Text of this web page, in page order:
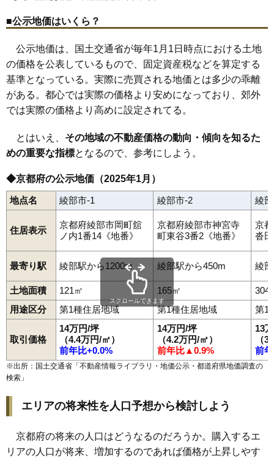
■公示地価はいくら？
公示地価は、国土交通省が毎年1月1日時点における土地
の価格を公表しているもので、固定資産税などを算定する
基準となっている。実際に売買される地価とは多少の乖離
がある。都心では実際の価格より安めになっており、郊外
では実際の価格より高めに設定されてる。
とはいえ、 その地域の不動産価格の動向・傾向を知るた
めの重要な指標となるので、参考にしよう。
◆京都府の公示地価（2025年1月）
地点名 綾部市-1 綾部市-2 綾
住居表示
京都府綾部市岡町舘
ノ内1番14《地番》
京都府綾部市神宮寺
町東谷3番2《地番》
京
沓
最寄り駅 綾部駅から1200m 綾部駅から450m 綾
土地面積 121㎡ 165㎡
304
用途区分
第1種住居地域 第1種住居地域 第1
取引価格
14万円/坪
（4.4万円/㎡）
前年比+0.0%
14万円/坪
（4.2万円/㎡）
前年比▲0.9%
13
（
前
スクロールできます
※出所：国土交通省「 不動産情報ライブラリ・地価公示・都道府県地価調査の
検索 」
エリアの将来性を人口予想から検討しよう
京都府の将来の人口はどうなるのだろうか。購入するエ
リアの人口が将来、増加するのであれば価格が上昇しやす